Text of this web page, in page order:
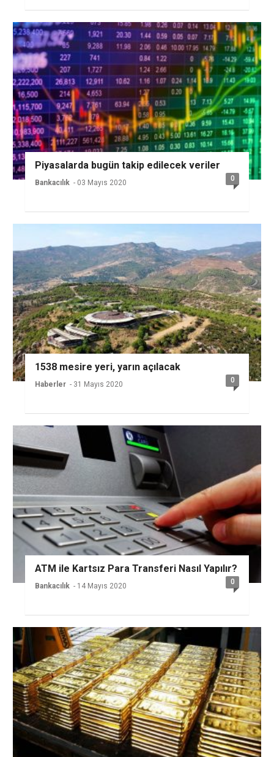
Piyasalarda bugün takip edilecek veriler
Bankacılık - 03 Mayıs 2020 0
1538 mesire yeri, yarın açılacak
Haberler - 31 Mayıs 2020 0
ATM ile Kartsız Para Transferi Nasıl Yapılır?
Bankacılık - 14 Mayıs 2020 0